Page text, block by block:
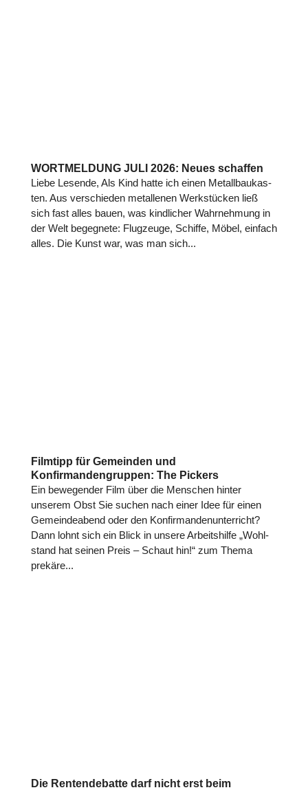
WORTMELDUNG JULI 2026: Neues schaffen
Liebe Lesende, Als Kind hatte ich einen Metall­bau­kas­
ten. Aus ver­schie­den metal­le­nen Werkstücken ließ
sich fast alles bauen, was kind­li­cher Wahr­neh­mung in
der Welt begeg­nete: Flug­zeuge, Schiffe, Möbel, einfach
alles. Die Kunst war, was man sich...
Filmtipp für Gemeinden und
Konfirmandengruppen: The Pickers
Ein bewe­gen­der Film über die Menschen hinter
unserem Obst Sie suchen nach einer Idee für einen
Gemein­de­abend oder den Kon­fir­man­den­un­ter­richt?
Dann lohnt sich ein Blick in unsere Arbeits­hilfe „Wohl­
stand hat seinen Preis – Schaut hin!“ zum Thema
prekäre...
Die Rentendebatte darf nicht erst beim